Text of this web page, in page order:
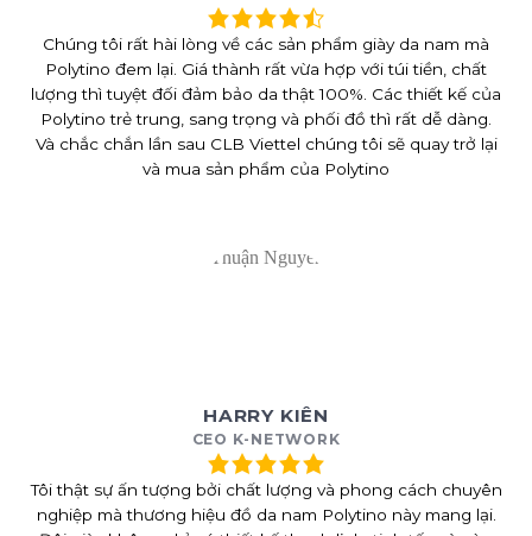
Chúng tôi rất hài lòng về các sản phẩm giày da nam mà
Polytino đem lại. Giá thành rất vừa hợp với túi tiền, chất
lượng thì tuyệt đối đảm bảo da thật 100%. Các thiết kế của
Polytino trẻ trung, sang trọng và phối đồ thì rất dễ dàng.
Và chắc chắn lần sau CLB Viettel chúng tôi sẽ quay trở lại
và mua sản phẩm của Polytino
HARRY KIÊN
CEO K-NETWORK
Tôi thật sự ấn tượng bởi chất lượng và phong cách chuyên
nghiệp mà thương hiệu đồ da nam Polytino này mang lại.